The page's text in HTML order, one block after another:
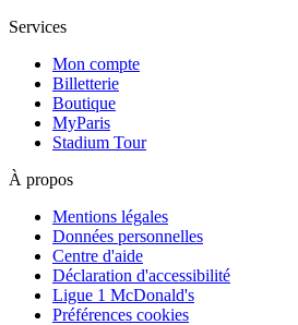
Services
Mon compte
Billetterie
Boutique
MyParis
Stadium Tour
À propos
Mentions légales
Données personnelles
Centre d'aide
Déclaration d'accessibilité
Ligue 1 McDonald's
Préférences cookies